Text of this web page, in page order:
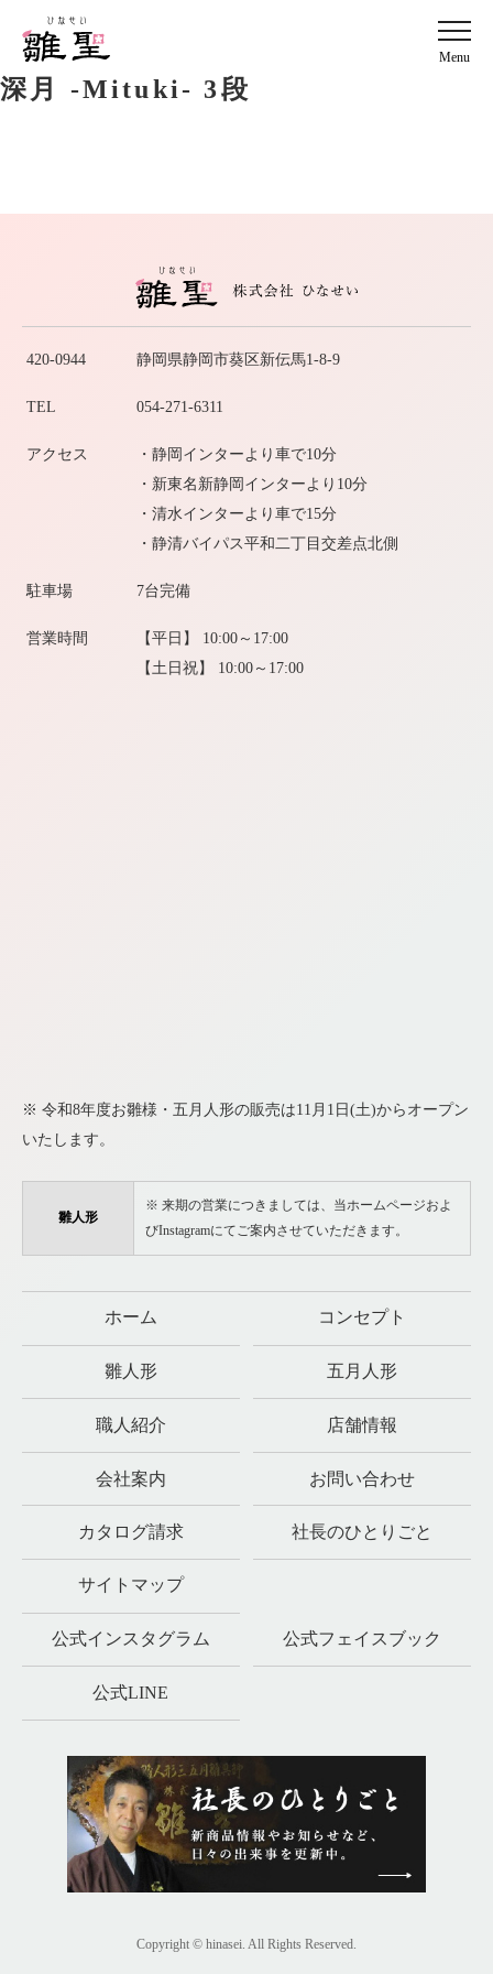
Menu
深月 -Mituki- 3段
420-0944 静岡県静岡市葵区新伝馬1-8-9
TEL 054-271-6311
アクセス
・静岡インターより車で10分
・新東名新静岡インターより10分
・清水インターより車で15分
・静清バイパス平和二丁目交差点北側
駐車場 7台完備
営業時間
【平日】 10:00～17:00
【土日祝】 10:00～17:00
※ 令和8年度お雛様・五月人形の販売は11月1日(土)からオープン
いたします。
雛人形
※ 来期の営業につきましては、当ホームページおよ
びInstagramにてご案内させていただきます。
ホーム コンセプト
雛人形 五月人形
職人紹介 店舗情報
会社案内 お問い合わせ
カタログ請求 社長のひとりごと
サイトマップ
公式インスタグラム 公式フェイスブック
公式LINE
Copyright © hinasei. All Rights Reserved.